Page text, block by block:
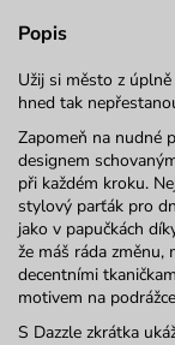
Popis
Užij si město z
hned tak
Zapomeň na nudné
designem
při každém kroku.
stylový parťák pro
jako v papučkách
že máš ráda změnu,
decentními
motivem na
S Dazzle zkrátka